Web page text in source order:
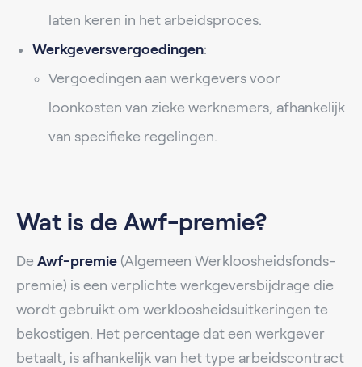
laten keren in het arbeidsproces.
Werkgeversvergoedingen:
Vergoedingen aan werkgevers voor
loonkosten van zieke werknemers, afhankelijk
van specifieke regelingen.
Wat is de Awf-premie?
De Awf-premie (Algemeen Werkloosheidsfonds-
premie) is een verplichte werkgeversbijdrage die
wordt gebruikt om werkloosheidsuitkeringen te
bekostigen. Het percentage dat een werkgever
betaalt, is afhankelijk van het type arbeidscontract